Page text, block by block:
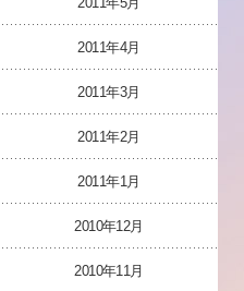
2011年4月
2011年3月
2011年2月
2011年1月
2010年12月
2010年11月